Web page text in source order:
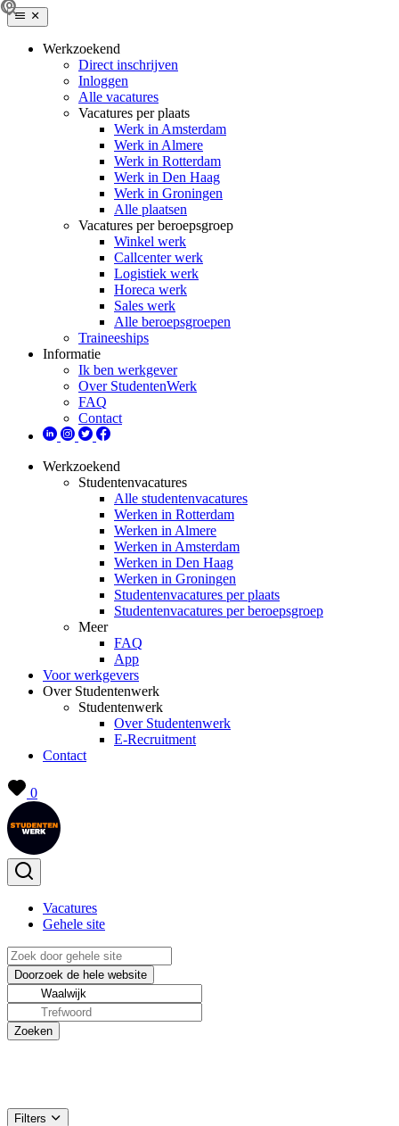
Werkzoekend
Direct inschrijven
Inloggen
Alle vacatures
Vacatures per plaats
Werk in Amsterdam
Werk in Almere
Werk in Rotterdam
Werk in Den Haag
Werk in Groningen
Alle plaatsen
Vacatures per beroepsgroep
Winkel werk
Callcenter werk
Logistiek werk
Horeca werk
Sales werk
Alle beroepsgroepen
Traineeships
Informatie
Ik ben werkgever
Over StudentenWerk
FAQ
Contact
Werkzoekend
Studentenvacatures
Alle studentenvacatures
Werken in Rotterdam
Werken in Almere
Werken in Amsterdam
Werken in Den Haag
Werken in Groningen
Studentenvacatures per plaats
Studentenvacatures per beroepsgroep
Meer
FAQ
App
Voor werkgevers
Over Studentenwerk
Studentenwerk
Over Studentenwerk
E-Recruitment
Contact
0
Vacatures
Gehele site
Filters